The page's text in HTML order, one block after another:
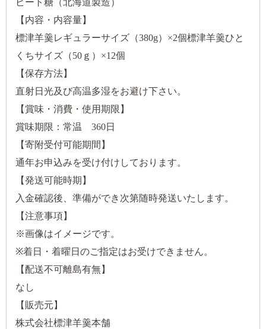
ビート糖（北海道製造）
【内容・内容量】
標津羊羹レギュラーサイズ（380g）×2個標津羊羹ひと
くちサイズ（50ｇ）×12個
【保存方法】
直射日光及び高温多湿をお避け下さい。
【賞味・消費・使用期限】
賞味期限：常温 360日
【寄附受付可能期間】
通年お申込みを受け付けしております。
【発送可能時期】
入金確認後、準備ができ次第随時発送いたします。
【注意事項】
※画像はイメージです。
※着日・着曜日のご指定はお受けできません。
【配送不可離島有無】
なし
【販売元】
株式会社標津羊羹本舗